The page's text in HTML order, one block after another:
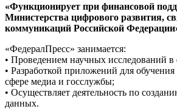
«Функционирует при финансовой
Министерства цифрового развития,
коммуникаций Российской
«ФедералПресс» занимается:
• Проведением научных исследований в
• Разработкой приложений для
сфере медиа и госслужбы;
• Осуществляет деятельность по
данных.